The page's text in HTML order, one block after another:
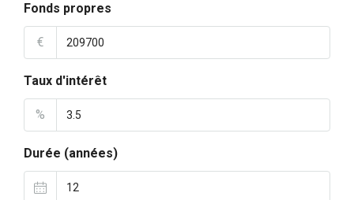
Fonds propres
€
Taux d'intérêt
%
Durée (années)